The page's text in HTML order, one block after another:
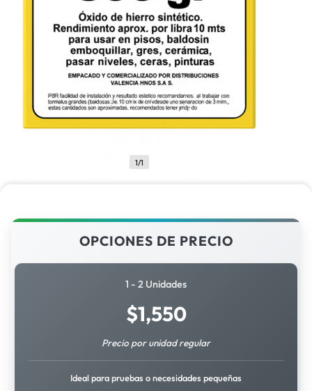
1/1
OPCIONES DE PRECIO
1 - 2 Unidades
$1,550
Precio por unidad regular
Ideal para pruebas o necesidades pequeñas